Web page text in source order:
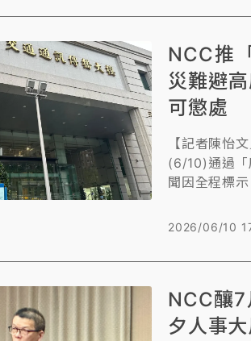
NCC推
災難避
可懲處
【記者陳怡
(6/10)通過「
聞因全程標
避免高度擬
共利益、暴
2026/06/10
NCC釀
夕人事